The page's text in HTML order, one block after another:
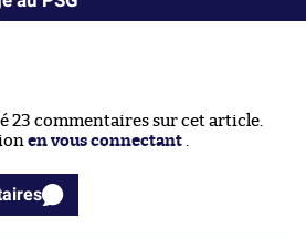
23 commentaires sur cet article.
en vous connectant